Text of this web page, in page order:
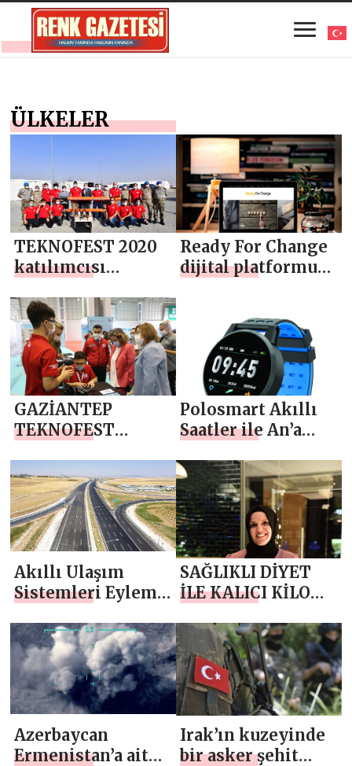
ÜLKELER
TEKNOFEST 2020
katılımcısı
savunma
alanındaki
projelerini Bab’da
tanıttı
Ready For Change
dijital platformu
GAZİANTEP
TEKNOFEST
BİR ŞEHİR
Polosmart Akıllı
Saatler ile An’a
Akıllı Ulaşım
Sistemleri Eylem
SAĞLIKLI DİYET
İLE KALICI KİLO
FORMÜLÜ
Azerbaycan
Ermenistan’a ait
Irak’ın kuzeyinde
bir asker şehit